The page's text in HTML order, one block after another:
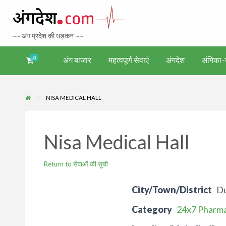
अंगिका-
अंग-
अंग-
अंग-
वर्गीकृत
Tourism
~~ अंग प्रदेश की धड़कन ~~
0 अंग बाजार महत्वपूर्ण सेवाएं अंगदेश अंगिका-
NISA MEDICAL HALL
Nisa Medical Hall
Return to सेवाओं की सूची
City/Town/District
Category 24x7